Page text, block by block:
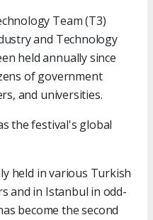
Team (T3)
and Technology
held annually since
of government
and universities.
the festival's global
held in various Turkish
and in Istanbul in odd-
become the second